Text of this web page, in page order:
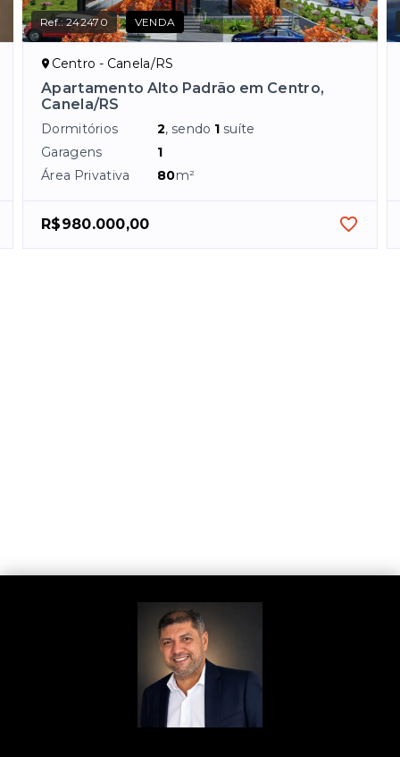
Ref.:242470 VENDA
Centro - Canela/RS
Apartamento Alto Padrão em Centro,
Canela/RS
Dormitórios 2, sendo 1 suíte
Garagens
1
Área Privativa
80m²
R$980.000,00